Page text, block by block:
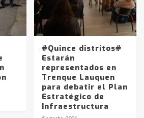
#Quince distritos#
Estarán
representados en
Trenque Lauquen
para debatir el Plan
Estratégico de
Infraestructura